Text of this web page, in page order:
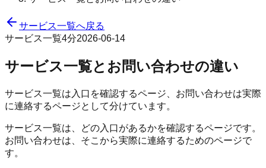
サービス一覧へ戻る
サービス一覧4分2026-06-14
サービス一覧とお問い合わせの違い
サービス一覧は入口を確認するページ、お問い合わせは実際
に連絡するページとして分けています。
サービス一覧は、どの入口があるかを確認するページです。
お問い合わせは、そこから実際に連絡するためのページで
す。